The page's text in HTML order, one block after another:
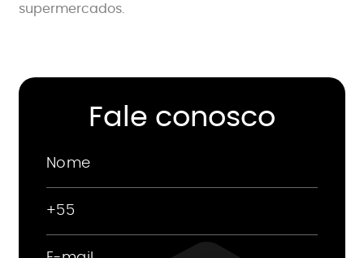
supermercados.
Fale conosco